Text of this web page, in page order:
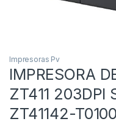
Impresoras Pv
IMPRESORA
ZT411 203DPI
ZT41142-